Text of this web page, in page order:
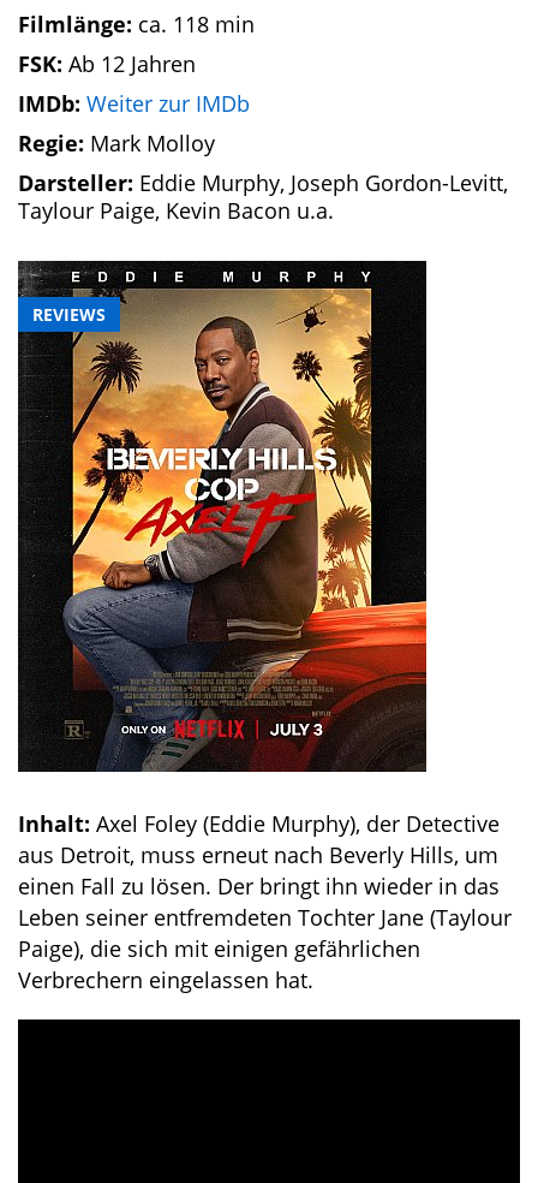
REVIEWS
Filmlänge: ca. 118 min
FSK: Ab 12 Jahren
IMDb: Weiter zur IMDb
Regie: Mark Molloy
Darsteller: Eddie Murphy, Joseph Gordon-Levitt,
Taylour Paige, Kevin Bacon u.a.
Inhalt: Axel Foley (Eddie Murphy), der Detective
aus Detroit, muss erneut nach Beverly Hills, um
einen Fall zu lösen. Der bringt ihn wieder in das
Leben seiner entfremdeten Tochter Jane (Taylour
Paige), die sich mit einigen gefährlichen
Verbrechern eingelassen hat.